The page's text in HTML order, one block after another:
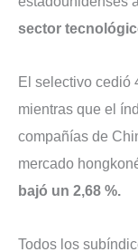
sector
El selectivo cedió
mientras que el
compañías de
mercado
bajó un 2,68 %.
Todos los